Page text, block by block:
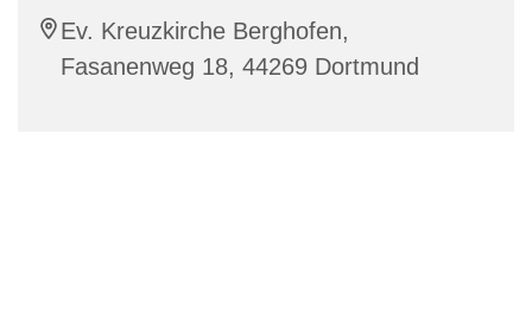
Ev. Kreuzkirche Berghofen,
Fasanenweg 18, 44269 Dortmund